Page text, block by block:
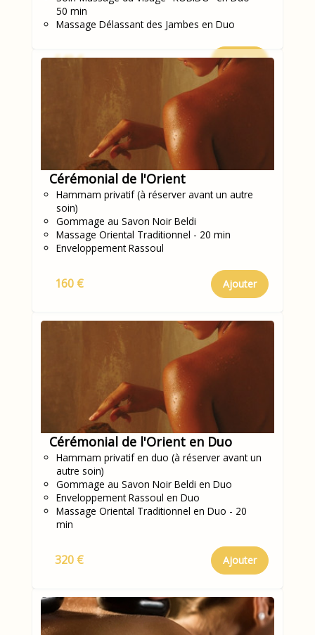
50 min
Massage Délassant des Jambes en Duo
540 € Ajouter
Cérémonial de l'Orient
Hammam privatif (à réserver avant un autre
soin)
Gommage au Savon Noir Beldi
Massage Oriental Traditionnel - 20 min
Enveloppement Rassoul
160 € Ajouter
Cérémonial de l'Orient en Duo
Hammam privatif en duo (à réserver avant un
autre soin)
Gommage au Savon Noir Beldi en Duo
Enveloppement Rassoul en Duo
Massage Oriental Traditionnel en Duo - 20
min
320 € Ajouter